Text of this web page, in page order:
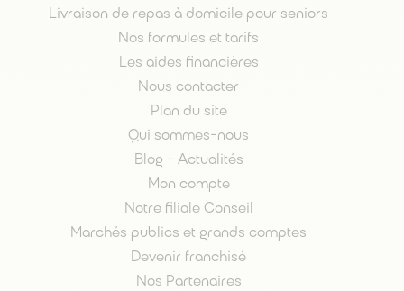
Livraison de repas à domicile pour seniors
Nos formules et tarifs
Les aides financières
Nous contacter
Plan du site
Qui sommes-nous
Blog - Actualités
Mon compte
Notre filiale Conseil
Marchés publics et grands comptes
Devenir franchisé
Nos Partenaires